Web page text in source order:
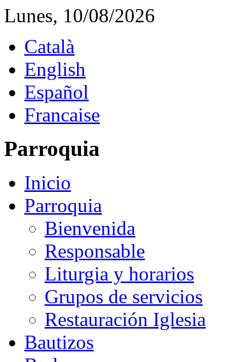
Lunes, 10/08/2026
Català
English
Español
Francaise
Parroquia
Inicio
Parroquia
Bienvenida
Responsable
Liturgia y horarios
Grupos de servicios
Restauración Iglesia
Bautizos